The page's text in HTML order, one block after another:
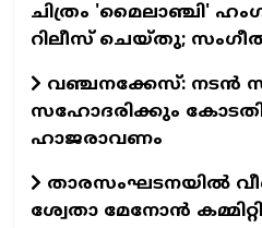
ചിത്രം 'മൈലാഞ്ചി'
റിലീസ് ചെയ്തു;
വഞ്ചനക്കേസ്: നടന്‍
സഹോദരിക്കും കോടതി
ഹാജരാവണം
താരസംഘടനയില്‍
ശ്വേതാ മേനോന്‍